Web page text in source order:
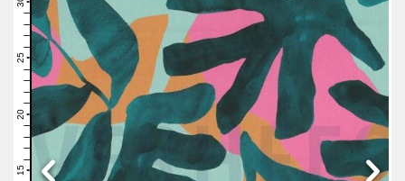
16
21
23
24
25
26
28
29